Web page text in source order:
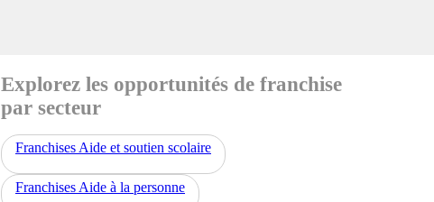
Explorez les opportunités de franchise
par secteur
Franchises Aide et soutien scolaire
Franchises Aide à la personne